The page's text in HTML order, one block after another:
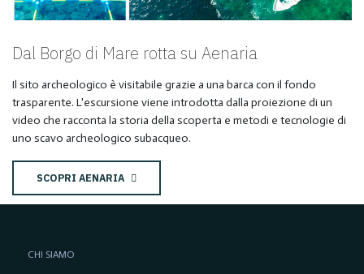
Dal Borgo di Mare rotta su Aenaria
Il sito archeologico è visitabile grazie a una barca con il fondo
trasparente. L'escursione viene introdotta dalla proiezione di un
video che racconta la storia della scoperta e metodi e tecnologie di
uno scavo archeologico subacqueo.
SCOPRI AENARIA
CHI SIAMO